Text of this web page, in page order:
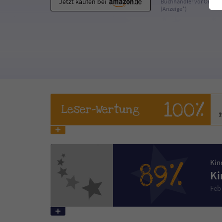
(Anzeige*)
Leser-Wertung 100%
89%